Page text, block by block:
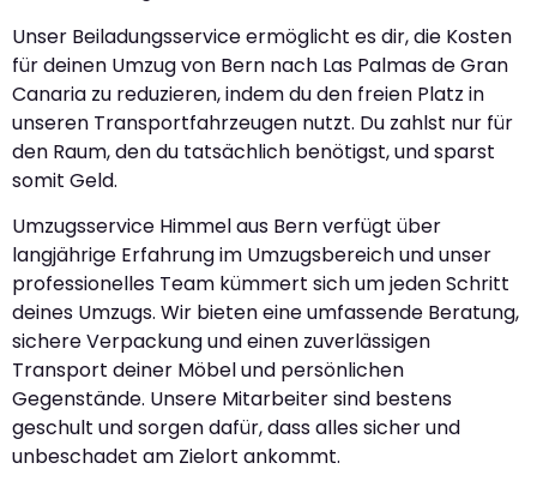
Unser Beiladungsservice ermöglicht es dir, die Kosten
für deinen Umzug von Bern nach Las Palmas de Gran
Canaria zu reduzieren, indem du den freien Platz in
unseren Transportfahrzeugen nutzt. Du zahlst nur für
den Raum, den du tatsächlich benötigst, und sparst
somit Geld.
Umzugsservice Himmel aus Bern verfügt über
langjährige Erfahrung im Umzugsbereich und unser
professionelles Team kümmert sich um jeden Schritt
deines Umzugs. Wir bieten eine umfassende Beratung,
sichere Verpackung und einen zuverlässigen
Transport deiner Möbel und persönlichen
Gegenstände. Unsere Mitarbeiter sind bestens
geschult und sorgen dafür, dass alles sicher und
unbeschadet am Zielort ankommt.